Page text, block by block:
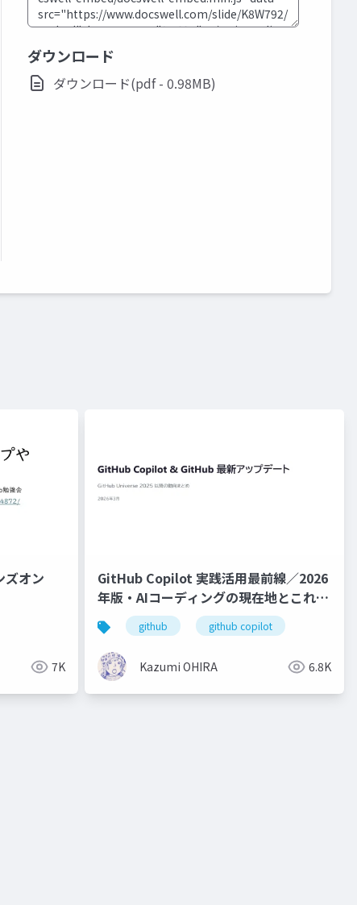
ダウンロード
ダウンロード(pdf - 0.98MB)
ズオン
7K
GitHub Copilot 実践活用最前線／2026
年版・AIコーディングの現在地とこれか
ら
github github copilot
Kazumi OHIRA 6.8K